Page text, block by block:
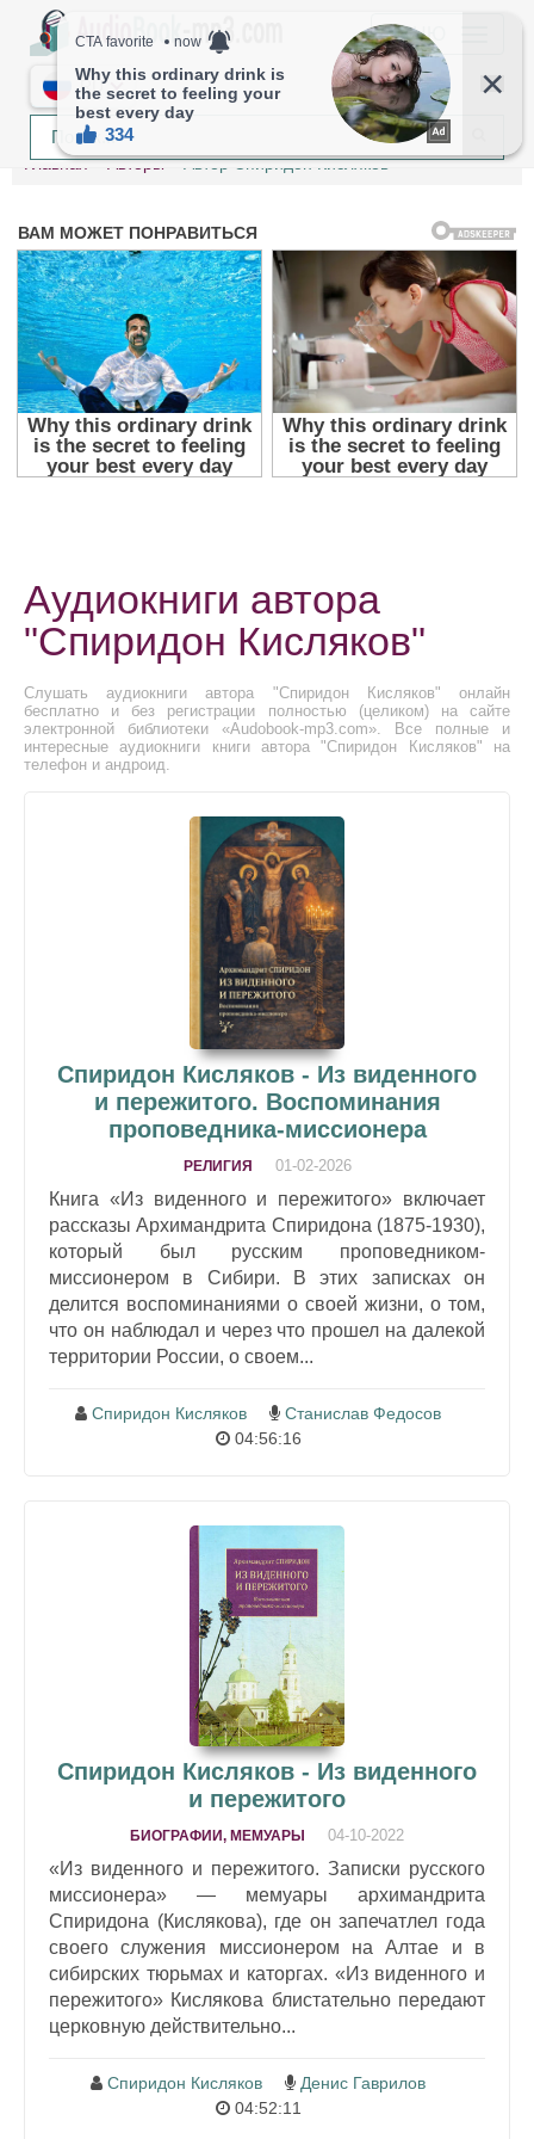
МЕНЮ
RU
Главная Авторы Автор Спиридон Кисляков
Аудиокниги автора
"Спиридон Кисляков"
Слушать аудиокниги автора "Спиридон Кисляков" онлайн
бесплатно и без регистрации полностью (целиком) на сайте
электронной библиотеки «Audobook-mp3.com». Все полные и
интересные аудиокниги книги автора "Спиридон Кисляков" на
телефон и андроид.
Спиридон Кисляков - Из виденного
и пережитого. Воспоминания
проповедника-миссионера
РЕЛИГИЯ 01-02-2026
Книга «Из виденного и пережитого» включает
рассказы Архимандрита Спиридона (1875-1930),
который был русским проповедником-
миссионером в Сибири. В этих записках он
делится воспоминаниями о своей жизни, о том,
что он наблюдал и через что прошел на далекой
территории России, о своем...
Спиридон Кисляков
Станислав Федосов
04:56:16
Спиридон Кисляков - Из виденного
и пережитого
БИОГРАФИИ, МЕМУАРЫ 04-10-2022
«Из виденного и пережитого. Записки русского
миссионера» — мемуары архимандрита
Спиридона (Кислякова), где он запечатлел года
своего служения миссионером на Алтае и в
сибирских тюрьмах и каторгах. «Из виденного и
пережитого» Кислякова блистательно передают
церковную действительно...
Спиридон Кисляков
Денис Гаврилов
04:52:11